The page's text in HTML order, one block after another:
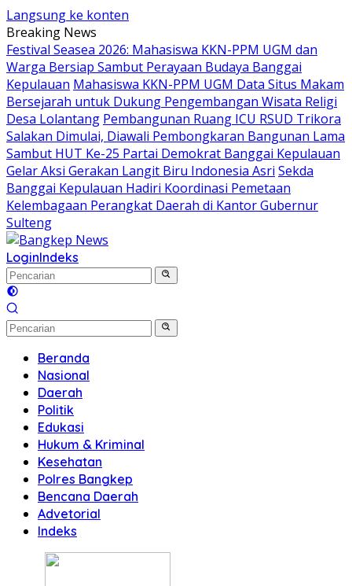
Langsung ke konten
Breaking News
Festival Seasea 2026: Mahasiswa KKN-PPM UGM dan
Warga Bersiap Sambut Perayaan Budaya Banggai
Kepulauan Mahasiswa KKN-PPM UGM Data Situs Makam
Bersejarah untuk Dukung Pengembangan Wisata Religi
Desa Lolantang Pembangunan Ruang ICU RSUD Trikora
Salakan Dimulai, Diawali Pembongkaran Bangunan Lama
Sambut HUT Ke-25 Partai Demokrat Banggai Kepulauan
Gelar Aksi Gerakan Langit Biru Indonesia Asri Sekda
Banggai Kepulauan Hadiri Koordinasi Pemetaan
Kelembagaan Perangkat Daerah di Kantor Gubernur
Sulteng
LoginIndeks
Beranda
Nasional
Daerah
Politik
Edukasi
Hukum & Kriminal
Kesehatan
Polres Bangkep
Bencana Daerah
Advetorial
Indeks